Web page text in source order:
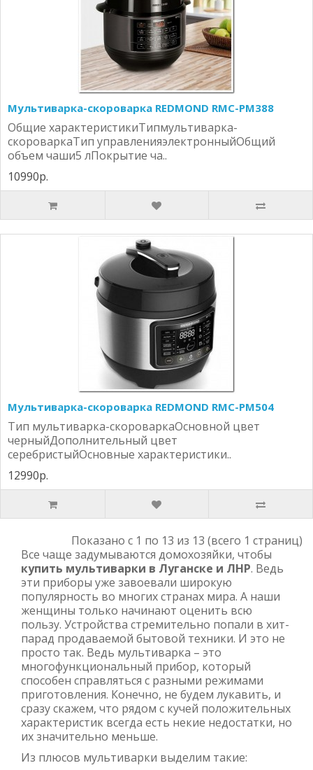
Мультиварка-скороварка REDMOND RMC-PM388
Общие характеристикиТипмультиварка-
скороваркаТип управленияэлектронныйОбщий
объем чаши5 лПокрытие ча..
10990р.
Мультиварка-скороварка REDMOND RMC-PM504
Тип мультиварка-скороваркаОсновной цвет
черныйДополнительный цвет
серебристыйОсновные характеристики..
12990р.
Показано с 1 по 13 из 13 (всего 1 страниц)
Все чаще задумываются домохозяйки, чтобы
купить мультиварки в Луганске и ЛНР. Ведь
эти приборы уже завоевали широкую
популярность во многих странах мира. А наши
женщины только начинают оценить всю
пользу. Устройства стремительно попали в хит-
парад продаваемой бытовой техники. И это не
просто так. Ведь мультиварка – это
многофункциональный прибор, который
способен справляться с разными режимами
приготовления. Конечно, не будем лукавить, и
сразу скажем, что рядом с кучей положительных
характеристик всегда есть некие недостатки, но
их значительно меньше.
Из плюсов мультиварки выделим такие: